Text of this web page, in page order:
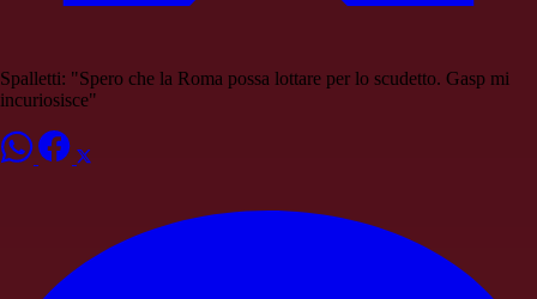
Spalletti: "Spero che la Roma possa lottare per lo scudetto. Gasp mi
incuriosisce"